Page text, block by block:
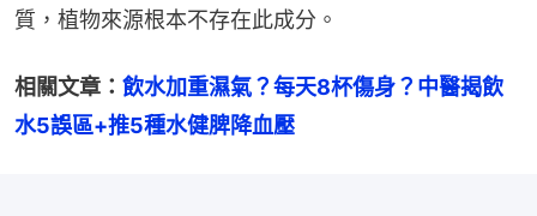
質，植物來源根本不存在此成分。
相關文章： 飲水加重濕氣？每天8杯傷身？中醫揭飲
水5誤區+推5種水健脾降血壓